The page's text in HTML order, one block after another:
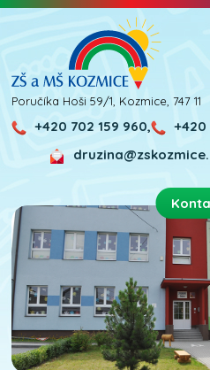
Poručíka Hoši 59/1, Kozmice, 747 11
+420 702 159 960,
+420